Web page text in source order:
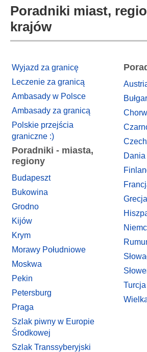
Poradniki miast,
krajów
Wyjazd za granicę
Leczenie za granicą
Ambasady w Polsce
Ambasady za granicą
Polskie przejścia
graniczne :)
Poradniki - miasta,
regiony
Budapeszt
Bukowina
Grodno
Kijów
Krym
Morawy Południowe
Moskwa
Pekin
Petersburg
Praga
Szlak piwny w Europie
Środkowej
Szlak Transsyberyjski
Dania
Grecja
Turcja